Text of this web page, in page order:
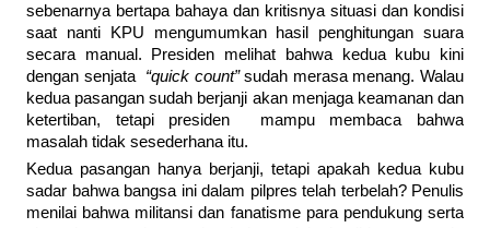
sebenarnya bertapa bahaya dan kritisnya situasi dan kondisi
saat nanti KPU mengumumkan hasil penghitungan suara
secara manual. Presiden melihat bahwa kedua kubu kini
dengan senjata “quick count”sudah merasa menang. Walau
kedua pasangan sudah berjanji akan menjaga keamanan dan
ketertiban, tetapi presiden mampu membaca bahwa
masalah tidak sesederhana itu.
Kedua pasangan hanya berjanji, tetapi apakah kedua kubu
sadar bahwa bangsa ini dalam pilpres telah terbelah? Penulis
menilai bahwa militansi dan fanatisme para pendukung serta